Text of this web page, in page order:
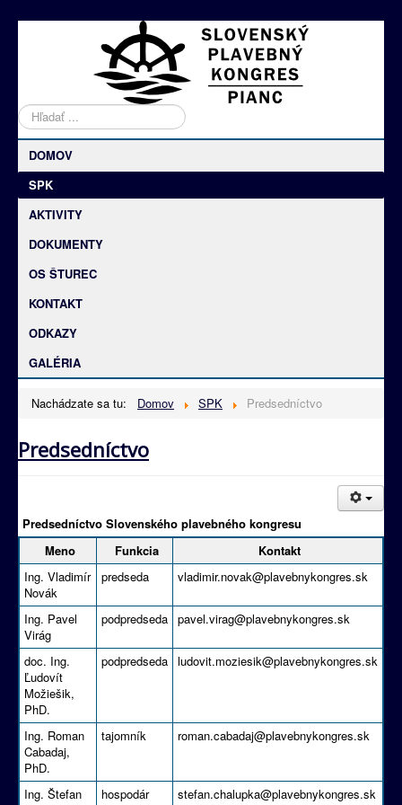
Hľadať
DOMOV
SPK
AKTIVITY
DOKUMENTY
OS ŠTUREC
KONTAKT
ODKAZY
GALÉRIA
Nachádzate sa tu: Domov SPK Predsedníctvo
Predsedníctvo
Predsedníctvo Slovenského plavebného kongresu
Meno
Funkcia
Kontakt
Ing. Vladimír
Novák
predseda vladimir.novak@plavebnykongres.sk
Ing. Pavel
Virág
podpredseda pavel.virag@plavebnykongres.sk
doc. Ing.
Ľudovít
Možiešik,
PhD.
podpredseda ludovit.moziesik@plavebnykongres.sk
Ing. Roman
Cabadaj,
PhD.
tajomník roman.cabadaj@plavebnykongres.sk
Ing. Štefan
hospodár stefan.chalupka@plavebnykongres.sk